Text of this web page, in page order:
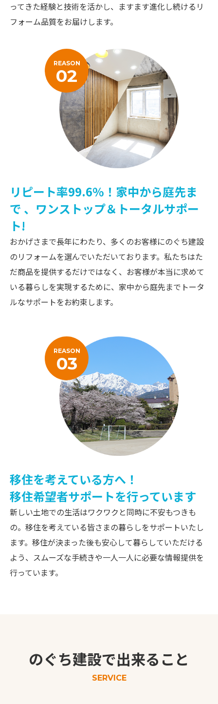
ってきた経験と技術を活かし、ますます進化し続けるリ
フォーム品質をお届けします。
REASON
02
リピート率99.6%！家中から庭先ま
で 、ワンストップ＆トータルサポー
ト!
おかげさまで長年にわたり、多くのお客様にのぐち建設
のリフォームを選んでいただいております。私たちはた
だ商品を提供するだけではなく、お客様が本当に求めて
いる暮らしを実現するために、家中から庭先までトータ
ルなサポートをお約束します。
REASON
03
移住を考えている方へ！
移住希望者サポートを行っています
新しい土地での生活はワクワクと同時に不安もつきも
の。移住を考えている皆さまの暮らしをサポートいたし
ます。移住が決まった後も安心して暮らしていただける
よう、スムーズな手続きや一人一人に必要な情報提供を
行っています。
のぐち建設で出来ること
SERVICE